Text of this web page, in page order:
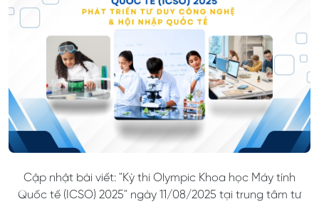
Cập nhật bài viết: "Kỳ thi Olympic Khoa học Máy tính
Quốc tế (ICSO) 2025" ngày 11/08/2025 tại trung tâm tư